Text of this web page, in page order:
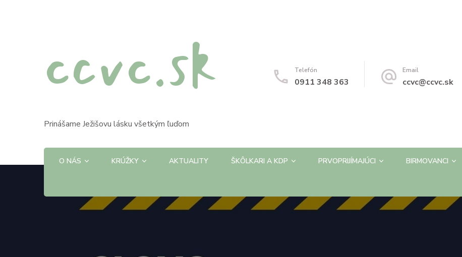
ccvc.sk
Prinášame Ježišovu lásku všetkým ľuďom
Telefón
0911 348 363
Email
ccvc@ccvc.sk
O NÁS KRÚŽKY AKTUALITY ŠKÔLKARI A KDP PRVOPRIJÍMAJÚCI BIRMOVANCI